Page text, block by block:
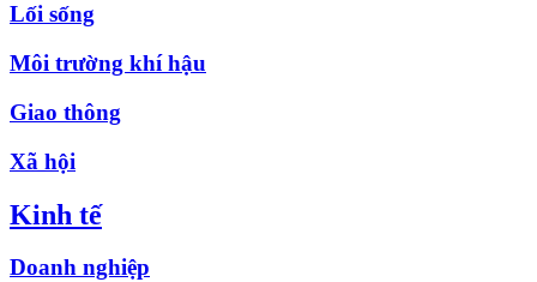
Lối sống
Môi trường khí hậu
Giao thông
Xã hội
Kinh tế
Doanh nghiệp